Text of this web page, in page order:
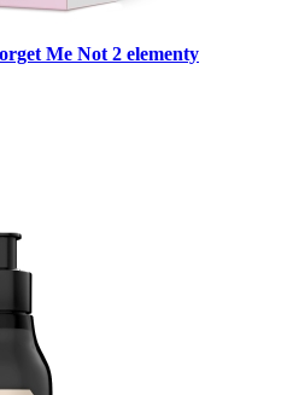
Me Not 2 elementy